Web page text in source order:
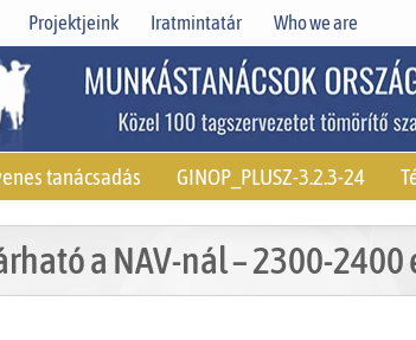
Projektjeink Iratmintatár Who we are
tanácsadás GINOP_PLUSZ-3.2.3-24
a NAV-nál – 2300-